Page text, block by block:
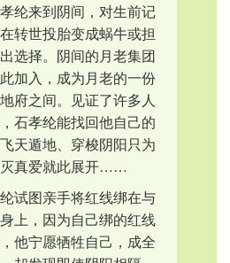
纶来到阴间，对生前记
转世投胎变成蜗牛或担
选择。阴间的月老集团
加入，成为月老的一份
府之间。见证了许多人
石孝纶能找回他自己的
天遁地、穿梭阴阳只为
真爱就此展开……
试图亲手将红线绑在与
上，因为自己绑的红线
他宁愿牺牲自己，成全